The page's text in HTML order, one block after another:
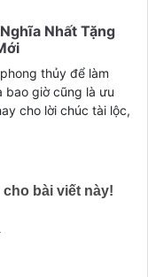
Nhất Tặng
thủy để làm
bao giờ cũng là ưu
cho lời chúc tài lộc,
bài viết này!